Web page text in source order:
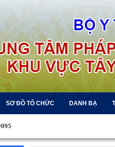
SƠ ĐỒ TỔ CHỨC DANH BẠ